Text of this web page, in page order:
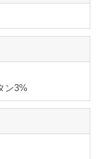
ン3%